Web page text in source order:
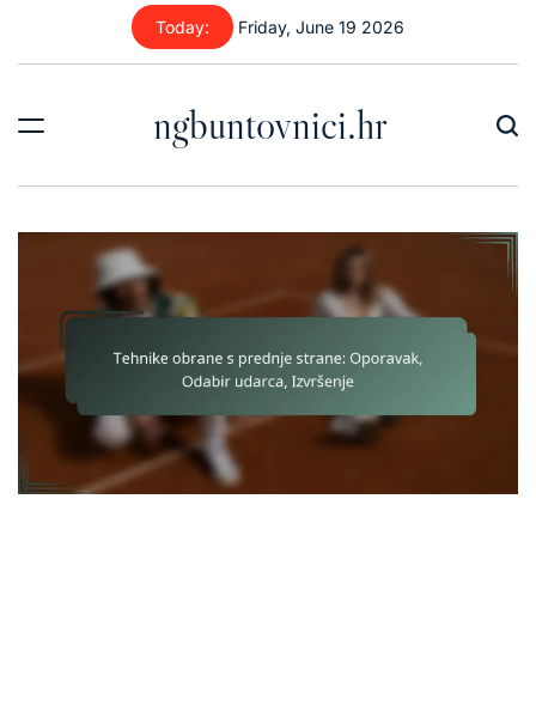
content
Today: Friday, June 19 2026
ngbuntovnici.hr